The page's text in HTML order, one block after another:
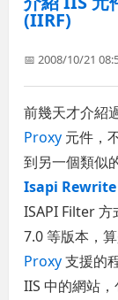
(IIRF)
📅 2008/10/21
前幾天才介紹
Proxy 元件，
到另一個類似
Isapi
ISAPI Filter 方
7.0 等版本，
Proxy支援的
IIS 中的網站，